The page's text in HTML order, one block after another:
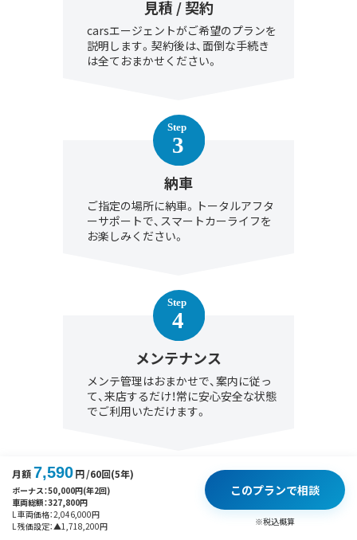
見積 / 契約
carsエージェントがご希望のプランを
説明します。契約後は、面倒な手続き
は全ておまかせください。
納車
ご指定の場所に納車。トータルアフタ
ーサポートで、スマートカーライフを
お楽しみください。
メンテナンス
メンテ管理はおまかせで、案内に従っ
て、来店するだけ！常に安心安全な状態
でご利用いただけます。
月額7,590円/60回(5年)
ボーナス：50,000円(年2回)
車両総額：327,800円
L 車両価格：2,046,000円
L 残価設定：▲1,718,200円
このプランで相談
※税込概算